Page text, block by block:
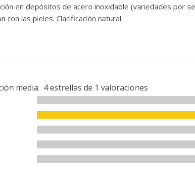
en depósitos de acero inoxidable (variedades por
con las pieles. Clarificación natural.
media: 4estrellas de 1 valoraciones